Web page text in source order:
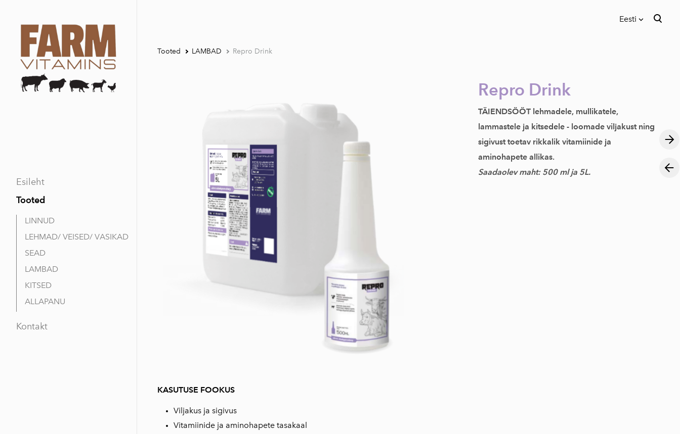
Eesti
Esileht
Tooted
LINNUD
LEHMAD/ VEISED/ VASIKAD
SEAD
LAMBAD
KITSED
ALLAPANU
Kontakt
Tooted LAMBAD Repro Drink
KASUTUSE FOOKUS
Viljakus ja sigivus
Vitamiinide ja aminohapete tasakaal
Repro Drink
TÄIENDSÖÖT lehmadele, mullikatele,
lammastele ja kitsedele - loomade viljakust ning
sigivust toetav rikkalik vitamiinide ja
aminohapete allikas.
Saadaolev maht: 500 ml ja 5L.